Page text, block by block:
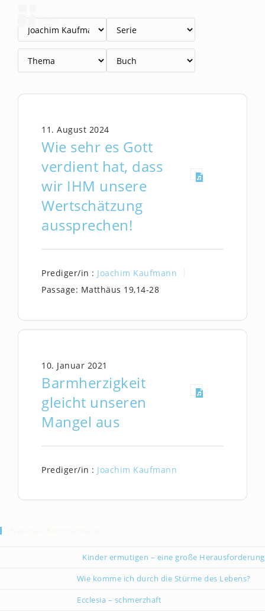
springen
Wie sehr es Gott
verdient hat, dass
wir IHM unsere
Wertschätzung
aussprechen!
11. August 2024
Prediger/in : Joachim Kaufmann
Passage: Matthäus 19,14-28
Barmherzigkeit
gleicht unseren
Mangel aus
10. Januar 2021
Prediger/in : Joachim Kaufmann
Kinder ermutigen – eine große Herausforderung
Wie komme ich durch die Stürme des Lebens?
Ecclesia – schmerzhaft